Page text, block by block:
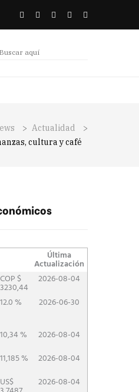
> Actualidad
>
cultura y café